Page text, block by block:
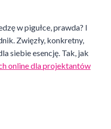
w pigułce, prawda? I
Zwięzły, konkretny,
siebie esencję. Tak, jak
online dla projektantów